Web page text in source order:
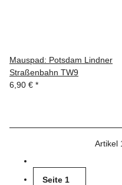
Mauspad: Potsdam Lindner
Straßenbahn TW9
6,90 € *
Artikel
Seite 1